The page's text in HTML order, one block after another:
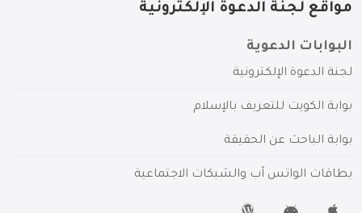
مواقع لجنة الدعوة الإلكترونية
البوابات الدعوية
لجنة الدعوة الإلكترونية
بوابة الكويت للتعريف بالإسلام
بوابة الباحث عن الحقيقة
بطاقات الواتس آب والشبكات الاجتماعية